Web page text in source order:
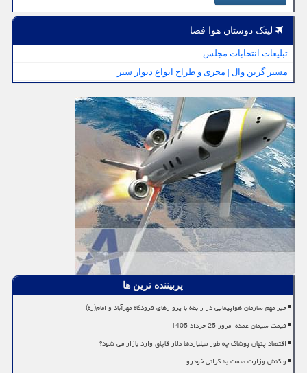
لینک دوستان هوا فضا
تبلیغات انتخابات مجلس
مستر گرین وال | مجری و طراح انواع دیوار سبز
پربیننده ترین ها
خبر مهم سازمان هواپیمایی در رابطه با پروازهای فرودگاه مهرآباد و امام(ره)
قیمت سیمان عمده امروز 25 خرداد 1405
اقتصاد پنهان پوشاک چه طور میلیاردها دلار قاچاق وارد بازار می شود؟
واکنش وزارت صمت به گرانی خودرو